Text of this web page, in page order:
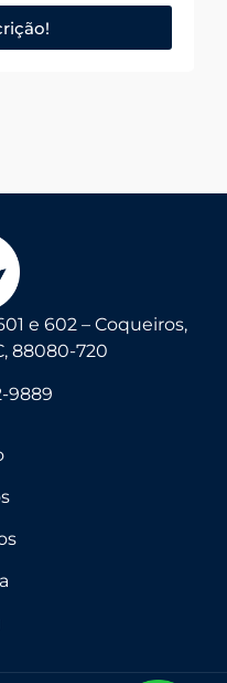
e 602 – Coqueiros,
88080-720
9889